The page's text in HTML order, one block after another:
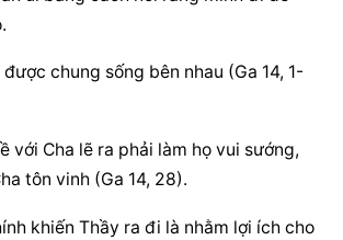
chung sống bên nhau (Ga 14, 1-
với Cha lẽ ra phải làm họ vui sướng,
tôn vinh (Ga 14, 28).
khiến Thầy ra đi là nhằm lợi ích cho